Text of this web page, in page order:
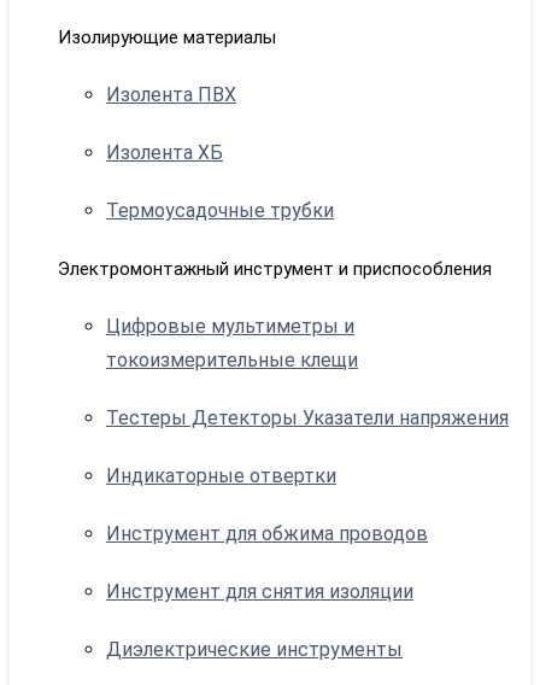
Изолирующие материалы
Изолента ПВХ
Изолента ХБ
Термоусадочные трубки
Электромонтажный инструмент и приспособления
Цифровые мультиметры и
токоизмерительные клещи
Тестеры Детекторы Указатели напряжения
Индикаторные отвертки
Инструмент для обжима проводов
Инструмент для снятия изоляции
Диэлектрические инструменты